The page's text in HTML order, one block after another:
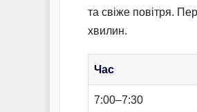
та свіже повітря.
хвилин.
Час
7:00–7:30